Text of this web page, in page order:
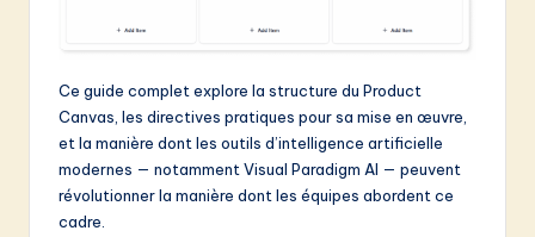
S
o
Ce guide complet explore la structure du Product
Canvas, les directives pratiques pour sa mise en œuvre,
et la manière dont les outils d’intelligence artificielle
modernes — notamment Visual Paradigm AI — peuvent
révolutionner la manière dont les équipes abordent ce
cadre.